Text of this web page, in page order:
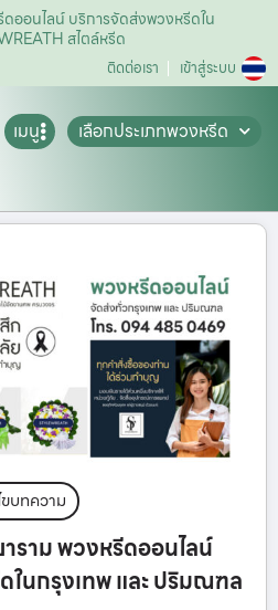
ออนไลน์ บริการจัดส่งพวงหรีดใน
สไตล์หรีด
ติดต่อเรา เข้าสู่ระบบ
เมนู
เลือกประเภทพวงหรีด
ขบทความ
ราม พวงหรีดออนไลน์
ในกรุงเทพ และ ปริมณฑล